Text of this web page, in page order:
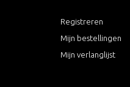
Registreren
Mijn bestellingen
Mijn verlanglijst